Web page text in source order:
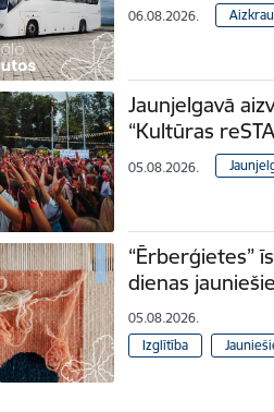
06.08.2026.
Jaunjelgavā
“Kultūras
05.08.2026.
“Ērberģietes”
dienas
05.08.2026.
Izglītība